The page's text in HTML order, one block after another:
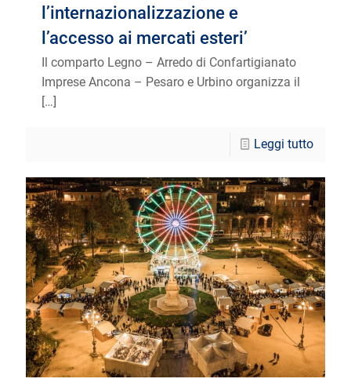
l’internazionalizzazione e
l’accesso ai mercati esteri’
Il comparto Legno – Arredo di Confartigianato
Imprese Ancona – Pesaro e Urbino organizza il
[…]
Leggi tutto